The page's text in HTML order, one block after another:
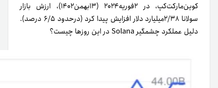
کوین‌مارکت‌کپ، در ۲فوریه۲۰۲۴ (۱۳بهمن۱۴۰۲)، ارزش بازار
سولانا ۲/۳۸میلیارد دلار افزایش پیدا کرد (درحدود ۶/۵ درصد).
دلیل عملکرد چشمگیر Solana در این روزها چیست؟